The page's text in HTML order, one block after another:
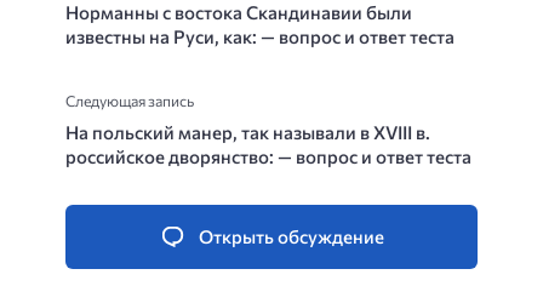
Норманны с востока Скандинавии были
известны на Руси, как: — вопрос и ответ теста
Следующая запись
На польский манер, так называли в XVIII в.
российское дворянство: — вопрос и ответ теста
Открыть обсуждение